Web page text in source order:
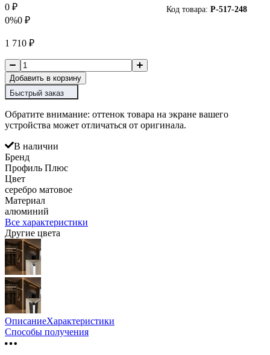
Код товара: P-517-248
0 ₽
0%0 ₽
1 710 ₽
Добавить в корзину
Быстрый заказ
Обратите внимание: оттенок товара на экране вашего
устройства может отличаться от оригинала.
В наличии
Бренд
Профиль Плюс
Цвет
серебро матовое
Материал
алюминий
Все характеристики
Другие цвета
ОписаниеХарактеристики
Способы получения